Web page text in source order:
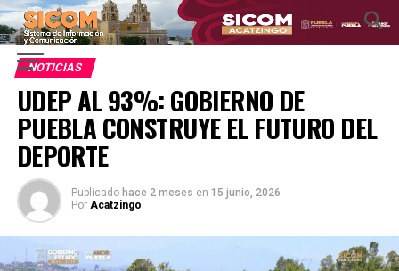
NOTICIAS
UDEP AL 93%: GOBIERNO DE
PUEBLA CONSTRUYE EL FUTURO DEL
DEPORTE
Publicado hace 2 meses en 15 junio, 2026
Por Acatzingo